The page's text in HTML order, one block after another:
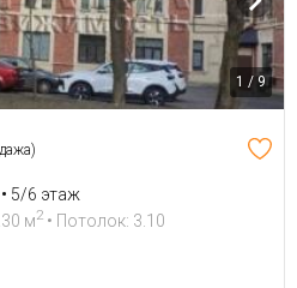
1 / 9
• 5/6 этаж
м2 • Потолок: 3.10